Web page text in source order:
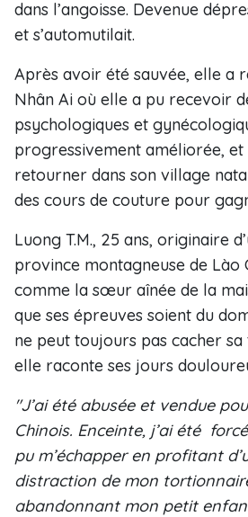
dans l’angoisse. Devenue
et s’automutilait.
Après avoir été sauvée, elle a
Nhân Ai où elle a pu recevoir
psychologiques et
progressivement améliorée,
retourner dans son village
des cours de couture pour
Luong T.M., 25 ans, originaire
province montagneuse de Lào
comme la sœur aînée de la
que ses épreuves soient du
ne peut toujours pas cacher sa
elle raconte ses jours
"J’ai été abusée et vendue
Chinois. Enceinte, j’ai été
pu m’échapper en profitant
distraction de mon
abandonnant mon petit